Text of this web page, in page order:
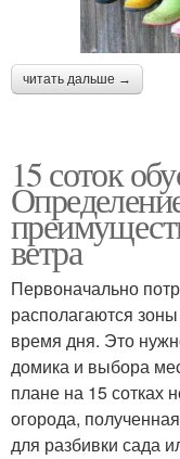
читать дальше →
15 соток
ветра
Первоначально
располагаются
время дня. Это
домика и выбора
плане на 15 сотках
огорода,
для разбивки сада